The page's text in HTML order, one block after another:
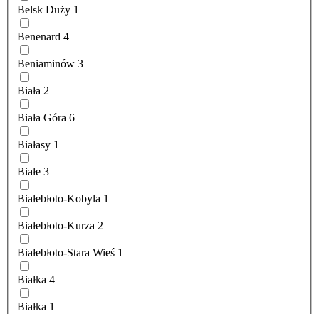
Belsk Duży 1
Benenard 4
Beniaminów 3
Biała 2
Biała Góra 6
Białasy 1
Białe 3
Białebłoto-Kobyla 1
Białebłoto-Kurza 2
Białebłoto-Stara Wieś 1
Białka 4
Białka 1